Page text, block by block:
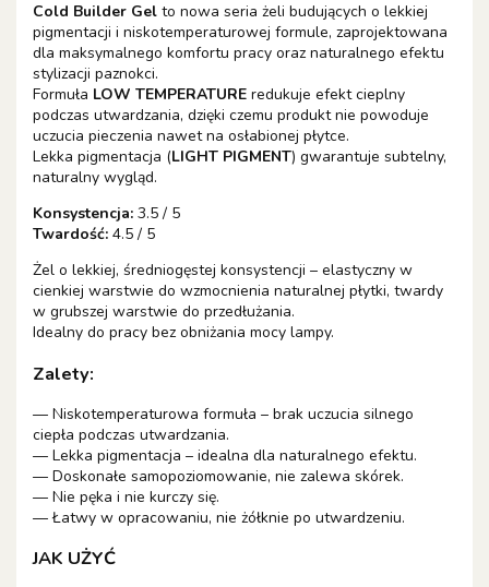
Cold Builder Gel to nowa seria żeli budujących o lekkiej
pigmentacji i niskotemperaturowej formule, zaprojektowana
dla maksymalnego komfortu pracy oraz naturalnego efektu
stylizacji paznokci.
Formuła LOW TEMPERATURE redukuje efekt cieplny
podczas utwardzania, dzięki czemu produkt nie powoduje
uczucia pieczenia nawet na osłabionej płytce.
Lekka pigmentacja (LIGHT PIGMENT) gwarantuje subtelny,
naturalny wygląd.
Konsystencja: 3.5 / 5
Twardość: 4.5 / 5
Żel o lekkiej, średniogęstej konsystencji – elastyczny w
cienkiej warstwie do wzmocnienia naturalnej płytki, twardy
w grubszej warstwie do przedłużania.
Idealny do pracy bez obniżania mocy lampy.
Zalety:
— Niskotemperaturowa formuła – brak uczucia silnego
ciepła podczas utwardzania.
— Lekka pigmentacja – idealna dla naturalnego efektu.
— Doskonałe samopoziomowanie, nie zalewa skórek.
— Nie pęka i nie kurczy się.
— Łatwy w opracowaniu, nie żółknie po utwardzeniu.
JAK UŻYĆ